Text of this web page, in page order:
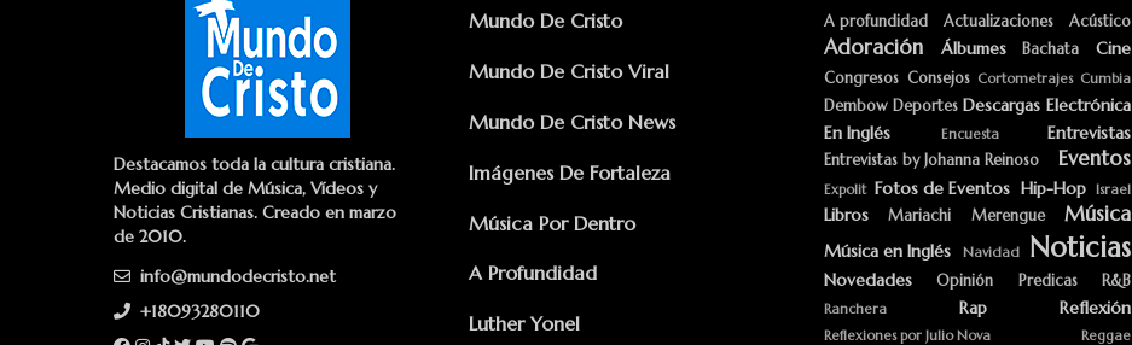
Destacamos toda la cultura cristiana.
Medio digital de Música, Vídeos y
Noticias Cristianas. Creado en marzo
de 2010.
info@mundodecristo.net
+18093280110
Mundo De Cristo
Mundo De Cristo Viral
Mundo De Cristo News
Imágenes De Fortaleza
Música Por Dentro
A Profundidad
Luther Yonel
A profundidad Actualizaciones Acústico
Adoración Álbumes Bachata Cine
Congresos Consejos Cortometrajes Cumbia
Dembow Deportes Descargas Electrónica
En Inglés
Encuesta Entrevistas
Entrevistas by Johanna Reinoso Eventos
Expolit Fotos de Eventos Hip-Hop Israel
Libros Mariachi Merengue Música
Música en Inglés Navidad Noticias
Novedades Opinión Predicas R&B
Ranchera Rap Reflexión
Reflexiones por Julio Nova Reggae